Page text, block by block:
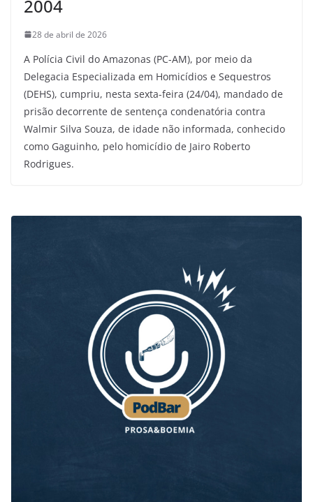
2004
28 de abril de 2026
A Polícia Civil do Amazonas (PC-AM), por meio da
Delegacia Especializada em Homicídios e Sequestros
(DEHS), cumpriu, nesta sexta-feira (24/04), mandado de
prisão decorrente de sentença condenatória contra
Walmir Silva Souza, de idade não informada, conhecido
como Gaguinho, pelo homicídio de Jairo Roberto
Rodrigues.